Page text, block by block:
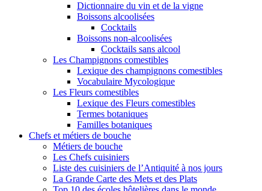
Dictionnaire du vin et de la vigne
Boissons alcoolisées
Cocktails
Boissons non-alcoolisées
Cocktails sans alcool
Les Champignons comestibles
Lexique des champignons comestibles
Vocabulaire Mycologique
Les Fleurs comestibles
Lexique des Fleurs comestibles
Termes botaniques
Familles botaniques
Chefs et métiers de bouche
Métiers de bouche
Les Chefs cuisiniers
Liste des cuisiniers de l’Antiquité à nos jours
La Grande Carte des Mets et des Plats